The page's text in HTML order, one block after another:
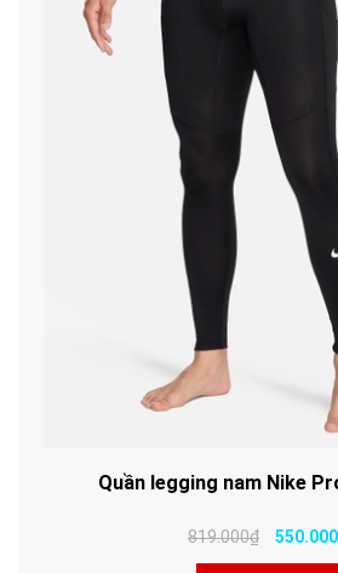
Quần legging nam Nike
819.000₫